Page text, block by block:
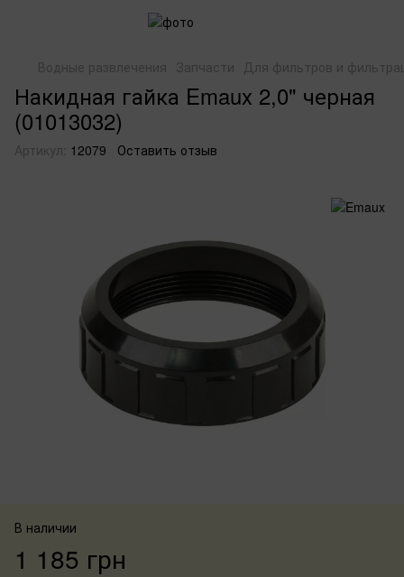
Водные развлечения Запчасти Для фильтров и
Накидная гайка Emaux 2,0" черная
(01013032)
Артикул: 12079 Оставить отзыв
В наличии
1 185 грн